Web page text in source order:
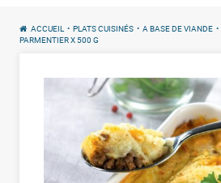
ACCUEIL • PLATS CUISINÉS • A BASE DE VIANDE •
PARMENTIER X 500 G